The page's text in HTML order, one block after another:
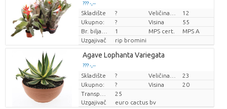
??? -,--
Cijena po komadu
Skladište ?
12
Ukupno:
? Visina
55
1 MPS cert.
MPS A
Uzgajivač
rip bromini
Agave Lophanta Variegata
??? -,--
Cijena po komadu
Skladište ?
23
Ukupno:
? Visina
20
25
Uzgajivač
euro cactus bv